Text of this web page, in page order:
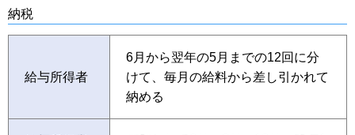
納税
給与所得者
6月から翌年の5月までの12回に分
けて、毎月の給料から差し引かれて
納める